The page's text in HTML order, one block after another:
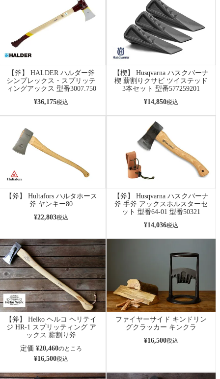
【斧】 HALDER ハルダー斧
シンプレックス・スプリッテ
ィングアックス 型番3007.750
¥36,175税込
【楔】 Husqvarna ハスクバーナ
楔 薪割りクサビ ツイステッド
3本セット 型番577259201
¥14,850税込
【斧】 Hultafors ハルタホース
斧 ヤンキー80
¥22,803税込
【斧】 Husqvarna ハスクバーナ
斧 手斧 アックスホルスターセ
ット 型番64-01 型番50321
¥14,036税込
【斧】 Helko ヘルコ ヘリテイ
ジ HR-1 スプリッティング ア
ックス 薪割り斧
定価 ¥20,460のところ
¥16,500税込
ファイヤーサイド キンドリン
グクラッカー キンクラ
¥16,500税込